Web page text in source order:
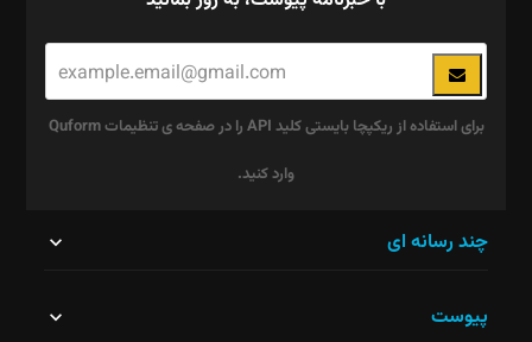
برای استفاده از ریکپچا بایستی کلید API را در صفحه ی تنظیمات Quform
وارد کنید.
نباید
چند رسانه ای
پیوست